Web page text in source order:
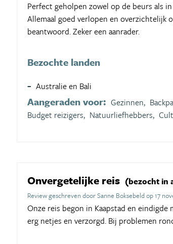
Perfect geholpen zowel op de beurs als
Allemaal goed verlopen en overzichtelijk
beantwoord. Zeker een aanrader.
Bezochte landen
Australie en Bali
Aangeraden voor: Gezinnen,
Budget reizigers, Natuurliefhebbers,
Onvergetelijke reis (bezocht in
Review geschreven door Sanne Boksebeld op 17
Onze reis begon in Kaapstad en
erg netjes en verzorgd. Bij problemen